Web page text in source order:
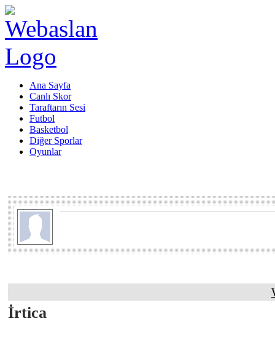
Ana Sayfa
Canlı Skor
Taraftarın Sesi
Futbol
Basketbol
Diğer Sporlar
Oyunlar
İrtica